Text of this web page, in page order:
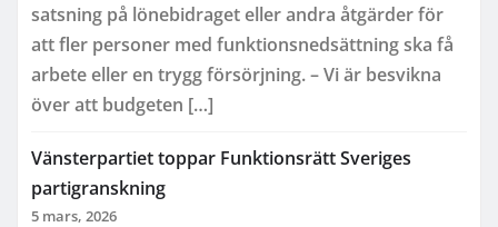
satsning på lönebidraget eller andra åtgärder för
att fler personer med funktionsnedsättning ska få
arbete eller en trygg försörjning. – Vi är besvikna
över att budgeten […]
Vänsterpartiet toppar Funktionsrätt Sveriges
partigranskning
5 mars, 2026